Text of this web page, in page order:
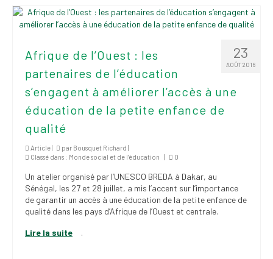
élections du 4 juin
2026
Mandats des comités
syndicaux et
institutionnels
Statuts et
règlements
Outils de visibilité
Signature – Courriel –
Place à notre
valorisation
23
AOÛT 2016
Afrique de l’Ouest : les
partenaires de l’éducation
s’engagent à améliorer l’accès à une
éducation de la petite enfance de
qualité
Article | par Bousquet Richard |
Classé dans : Monde social et de l’éducation | 0
Un atelier organisé par l’UNESCO BREDA à Dakar, au
Sénégal, les 27 et 28 juillet, a mis l’accent sur l’importance
de garantir un accès à une éducation de la petite enfance de
qualité dans les pays d’Afrique de l’Ouest et centrale.
Lire la suite .